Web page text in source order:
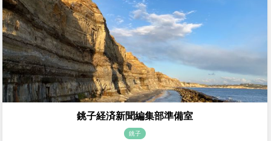
銚子経済新聞編集部準備室
銚子